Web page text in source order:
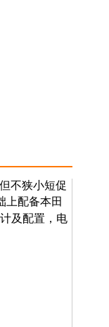
不狭小短促
上配备本田
及配置，电